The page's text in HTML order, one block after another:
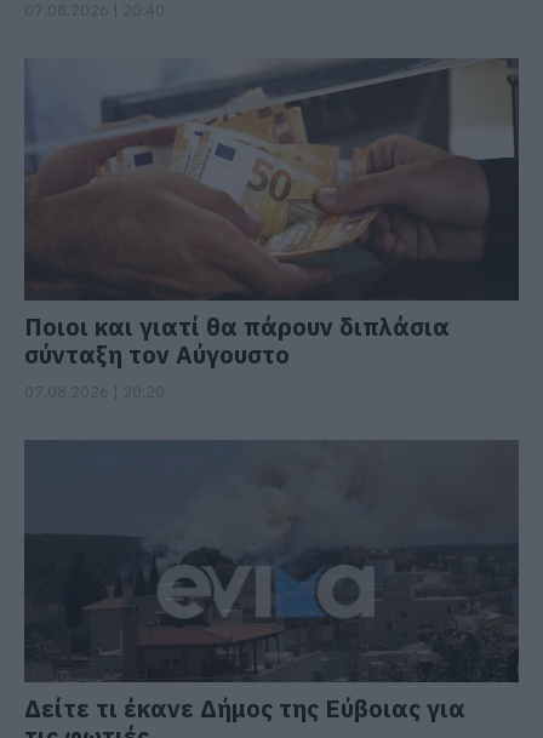
Ποιοι και γιατί θα πάρουν διπλάσια
σύνταξη τον Αύγουστο
Δείτε τι έκανε Δήμος της Εύβοιας για